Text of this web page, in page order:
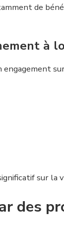
de
à
sur la
des